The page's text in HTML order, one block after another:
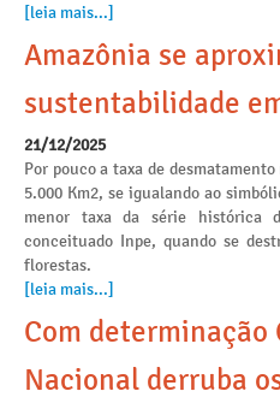
[leia mais...]
Amazônia se
sustentabilidade
21/12/2025
Por pouco a taxa de
5.000 Km2, se igualando ao
menor taxa da série histórica
conceituado Inpe, quando se
florestas.
[leia mais...]
Com determinação
Nacional derruba